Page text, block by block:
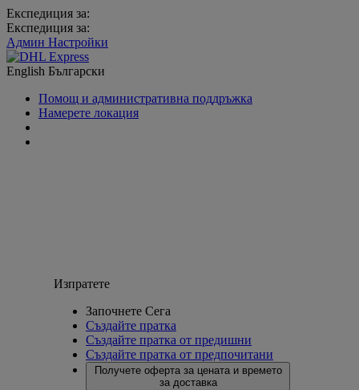
Експедиция за:
Експедиция за:
Админ Настройки
English Български
Помощ и административна поддръжка
Намерете локация
Изпратете
Започнете Сега
Създайте пратка
Създайте пратка от предишни
Създайте пратка от предпочитани
Получете оферта за цената и времето
за доставка